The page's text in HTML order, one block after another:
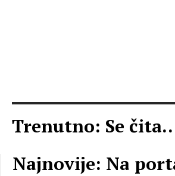
Trenutno: Se
Najnovije: Na